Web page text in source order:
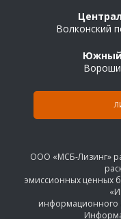
Волконский
ООО «МСБ-Лизинг»
эмиссионных ценных
информационного